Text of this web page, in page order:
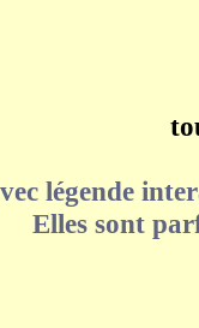
légende
Elles sont